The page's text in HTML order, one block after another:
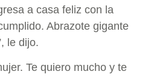
a casa feliz con la
Abrazote gigante
le dijo.
Te quiero mucho y te